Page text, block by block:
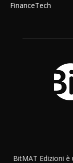
FinanceTech
BitMAT Edizioni